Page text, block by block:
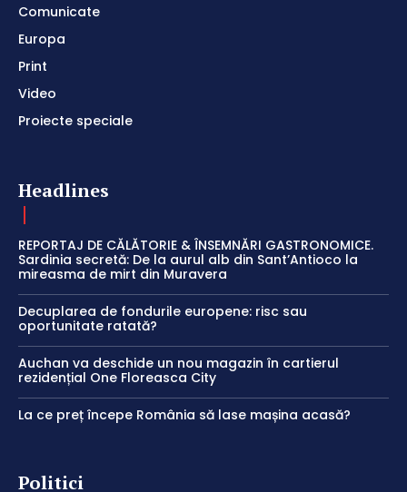
Comunicate
Europa
Print
Video
Proiecte speciale
Headlines
REPORTAJ DE CĂLĂTORIE & ÎNSEMNĂRI GASTRONOMICE.
Sardinia secretă: De la aurul alb din Sant’Antioco la
mireasma de mirt din Muravera
Decuplarea de fondurile europene: risc sau
oportunitate ratată?
Auchan va deschide un nou magazin în cartierul
rezidențial One Floreasca City
La ce preț începe România să lase mașina acasă?
Politici